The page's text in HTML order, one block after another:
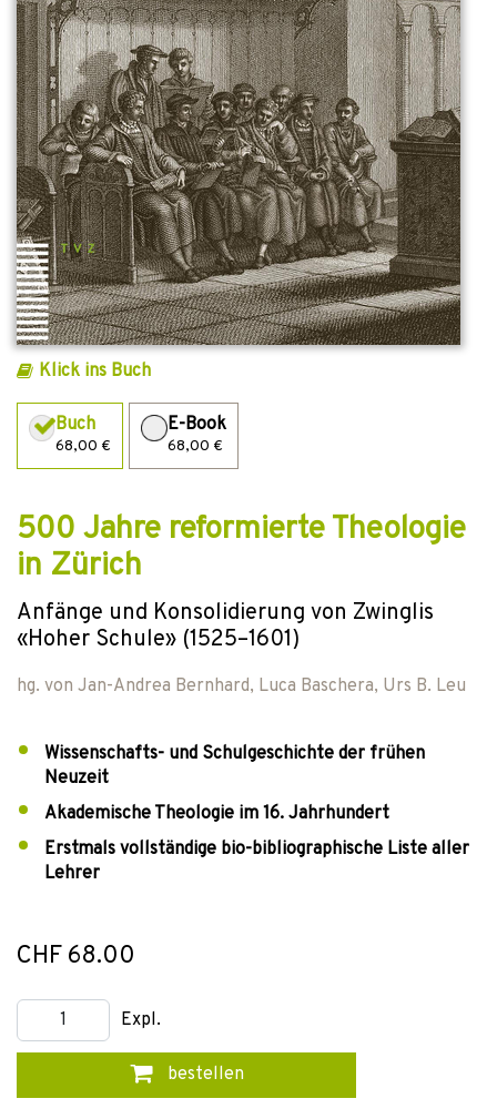
Klick ins Buch
Buch
68,00 €
E-Book
68,00 €
500 Jahre reformierte Theologie
in Zürich
Anfänge und Konsolidierung von Zwinglis
«Hoher Schule» (1525–1601)
hg. von Jan-Andrea Bernhard, Luca Baschera, Urs B. Leu
Wissenschafts- und Schulgeschichte der frühen
Neuzeit
Akademische Theologie im 16. Jahrhundert
Erstmals vollständige bio-bibliographische Liste aller
Lehrer
CHF 68.00
Expl.
bestellen